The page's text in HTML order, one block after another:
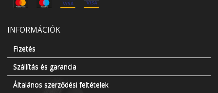
INFORMÁCIÓK
Fizetés
Szállítás és garancia
Általános szerződési feltételek